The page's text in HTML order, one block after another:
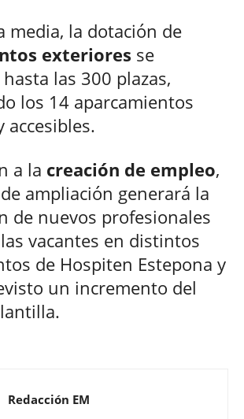
media, la dotación de
exteriores se
las 300 plazas,
los 14 aparcamientos
accesibles.
a la creación de empleo,
ampliación generará la
de nuevos profesionales
vacantes en distintos
de Hospiten Estepona y
un incremento del
Redacción EM